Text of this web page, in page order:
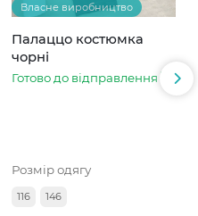
Власне виробництво
Палаццо костюмка
чорні
Готово до відправлення
Розмір одягу
116 146